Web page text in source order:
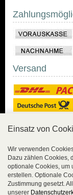
Versand
Einsatz von
Wir verwenden
Dazu zählen Cookies,
optionale Cookies, um
erstellen. Optionale
Zustimmung gesetzt.
unserer